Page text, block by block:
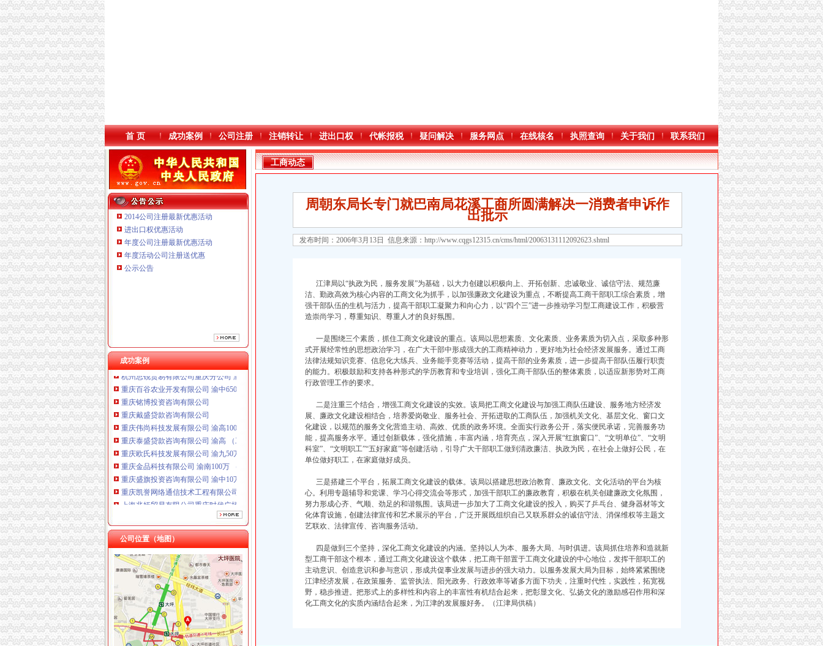
本站导航
首 页 成功案例 公司注册 注销转让 进出口权 代帐报税 疑问解决 服务网点 在线核名 执照查询 关于我们 联系我们
2014公司注册最新优惠活动
进出口权优惠活动
年度公司注册最新优惠活动
年度活动公司注册送优惠
公示公告
成功案例
重庆铭博投资咨询有限公司
重庆戴盛贷款咨询有限公司
重庆伟尚科技发展有限公司 渝高100万 （工商注册）
重庆凯誉网络通信技术工程有限公司渝中分公司 （工商注册）
上海兆妩贸易有限公司重庆时代广场分公司 渝中 （工商注册）
杭州思锐贸易有限公司重庆分公司 渝中 （工商注册）
重庆百谷农业开发有限公司 渝中650万 （注册）
重庆铭博投资咨询有限公司
重庆戴盛贷款咨询有限公司
重庆伟尚科技发展有限公司 渝高100万 （工商注册）
重庆泰盛贷款咨询有限公司 渝高 （工商注册）
重庆欧氏科技发展有限公司 渝九50万 （进出口权）
重庆金品科技有限公司 渝南100万 （进出口权）
重庆盛旗投资咨询有限公司 渝中10万 （工商注册）
重庆凯誉网络通信技术工程有限公司渝中分公司 （工商注册）
上海兆妩贸易有限公司重庆时代广场分公司 渝中 （工商注册）
杭州思锐贸易有限公司重庆分公司 渝中 （工商注册）
重庆百谷农业开发有限公司 渝中650万 （注册）
公司位置（地图）
重庆市渝中区代办营业执照企业信用信息联合征信系统业务需求论证会召开
璧山局“六个化”渝中区代办公司推进政务公开工作
市局发布红盾示信息：渝中区代办公司慎选家用声频功率放大器
巫山局重庆代办公司3.15活动呈现三大点
工商动态
周朝东局长专门就巴南局花溪工商所圆满解决一消费者申诉作
出批示
发布时间：2006年3月13日 信息来源： http://www.cqgs12315.cn/cms/html/20063131112092623.shtml
江津局以“执政为民，服务发展”为基础，以大力创建以积极向上、开拓创新、忠诚敬业、诚信守法、规范廉
洁、勤政高效为核心内容的工商文化为抓手，以加强廉政文化建设为重点，不断提高工商干部职工综合素质，增
强干部队伍的生机与活力，提高干部职工凝聚力和向心力，以“四个三”进一步推动学习型工商建设工作，积极营
造崇尚学习，尊重知识、尊重人才的良好氛围。
一是围绕三个素质，抓住工商文化建设的重点。该局以思想素质、文化素质、业务素质为切入点，采取多种形
式开展经常性的思想政治学习，在广大干部中形成强大的工商精神动力，更好地为社会经济发展服务。通过工商
法律法规知识竞赛、信息化大练兵、业务能手竞赛等活动，提高干部的业务素质，进一步提高干部队伍履行职责
的能力。积极鼓励和支持各种形式的学历教育和专业培训，强化工商干部队伍的整体素质，以适应新形势对工商
行政管理工作的要求。
二是注重三个结合，增强工商文化建设的实效。该局把工商文化建设与加强工商队伍建设、服务地方经济发
展、廉政文化建设相结合，培养爱岗敬业、服务社会、开拓进取的工商队伍，加强机关文化、基层文化、窗口文
化建设，以规范的服务文化营造主动、高效、优质的政务环境。全面实行政务公开，落实便民承诺，完善服务功
能，提高服务水平。通过创新载体，强化措施，丰富内涵，培育亮点，深入开展“红旗窗口”、“文明单位”、“文明
科室”、“文明职工”“五好家庭”等创建活动，引导广大干部职工做到清政廉洁、执政为民，在社会上做好公民，在
单位做好职工，在家庭做好成员。
三是搭建三个平台，拓展工商文化建设的载体。该局以搭建思想政治教育、廉政文化、文化活动的平台为核
心。利用专题辅导和党课、学习心得交流会等形式，加强干部职工的廉政教育，积极在机关创建廉政文化氛围，
努力形成心齐、气顺、劲足的和谐氛围。该局进一步加大了工商文化建设的投入，购买了乒乓台、健身器材等文
化体育设施，创建法律宣传和艺术展示的平台，广泛开展既组织自己又联系群众的诚信守法、消保维权等主题文
艺联欢、法律宣传、咨询服务活动。
四是做到三个坚持，深化工商文化建设的内涵。坚持以人为本、服务大局、与时俱进。该局抓住培养和造就新
型工商干部这个根本，通过工商文化建设这个载体，把工商干部置于工商文化建设的中心地位，发挥干部职工的
主动意识、创造意识和参与意识，形成共促事业发展与进步的强大动力。以服务发展大局为目标，始终紧紧围绕
江津经济发展，在政策服务、监管执法、阳光政务、行政效率等诸多方面下功夫，注重时代性，实践性，拓宽视
野，稳步推进。把形式上的多样性和内容上的丰富性有机结合起来，把彰显文化、弘扬文化的激励感召作用和深
化工商文化的实质内涵结合起来，为江津的发展服好务。（江津局供稿）